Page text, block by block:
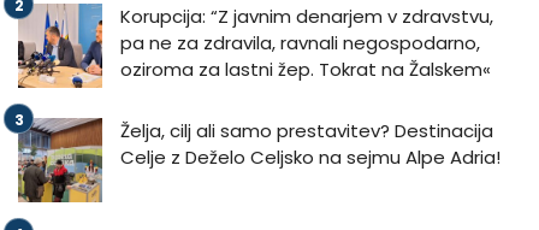
Korupcija: “Z javnim denarjem v zdravstvu,
pa ne za zdravila, ravnali negospodarno,
oziroma za lastni žep. Tokrat na Žalskem«
Želja, cilj ali samo prestavitev? Destinacija
Celje z Deželo Celjsko na sejmu Alpe Adria!